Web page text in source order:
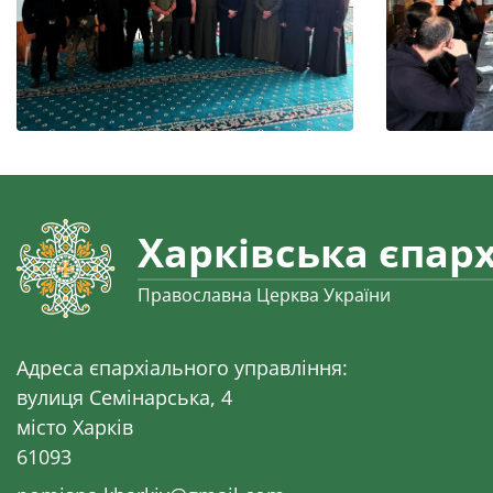
Харківська
Православна Церква України
Адреса єпархіального управління:
вулиця Семінарська, 4
місто Харків
61093